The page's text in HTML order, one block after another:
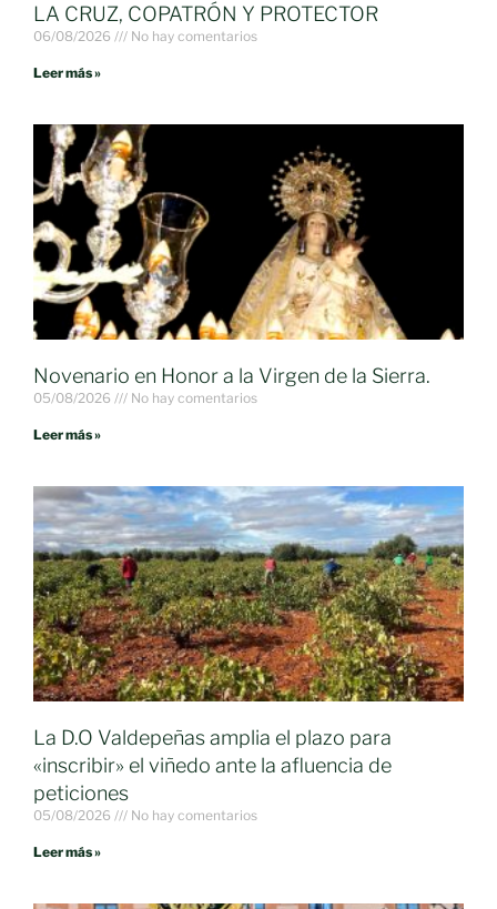
LA CRUZ, COPATRÓN Y PROTECTOR
06/08/2026 No hay comentarios
Leer más »
Novenario en Honor a la Virgen de la Sierra.
05/08/2026 No hay comentarios
Leer más »
La D.O Valdepeñas amplia el plazo para
«inscribir» el viñedo ante la afluencia de
peticiones
05/08/2026 No hay comentarios
Leer más »